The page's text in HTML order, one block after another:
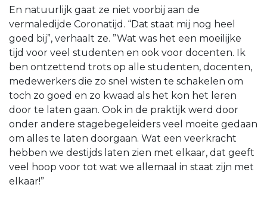
En natuurlijk gaat ze niet voorbij aan de
vermaledijde Coronatijd. “Dat staat mij nog heel
goed bij”, verhaalt ze. ”Wat was het een moeilijke
tijd voor veel studenten en ook voor docenten. Ik
ben ontzettend trots op alle studenten, docenten,
medewerkers die zo snel wisten te schakelen om
toch zo goed en zo kwaad als het kon het leren
door te laten gaan. Ook in de praktijk werd door
onder andere stagebegeleiders veel moeite gedaan
om alles te laten doorgaan. Wat een veerkracht
hebben we destijds laten zien met elkaar, dat geeft
veel hoop voor tot wat we allemaal in staat zijn met
elkaar!”